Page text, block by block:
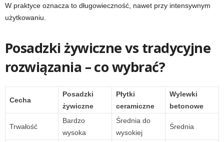
W praktyce oznacza to długowieczność, nawet przy intensywnym
użytkowaniu.
Posadzki żywiczne vs tradycyjne
rozwiązania – co wybrać?
Cecha
Posadzki
żywiczne
Płytki
ceramiczne
Wylewki
betonowe
Trwałość
Bardzo
wysoka
Średnia do
wysokiej
Średnia